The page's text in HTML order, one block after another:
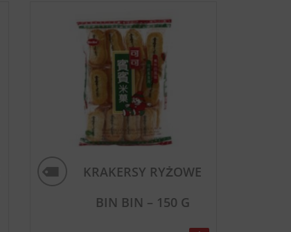
KRAKERSY RYŻOWE
BIN BIN – 150 G